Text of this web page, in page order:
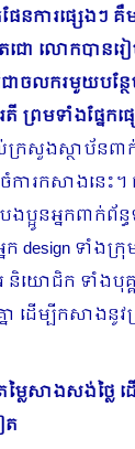
ែនការផ្សេងៗ គឺ
ោ លោកបានរៀ
ាចលករមួយបន្
ព្រមទាំងផ្នែក
សួងស្ថាប័ន​ពា
ការកសាងនេះ
ប្អូនអ្នកពាក់ព័ន្
ក design ទាំងក្
និយោជិក ទាំងបុ
នា ដើម្បីកសាង
ៃសាងសង់ថ្លៃ ដ
ត